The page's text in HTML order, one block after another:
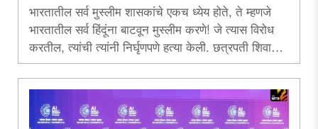
भारतातील सर्व मुस्लीम शासकांचे एकच ध्येय होते, ते म्हणजे
भारतातील सर्व हिंदूंना बाटवून मुस्लीम करणे! जे त्यास विरोध
करतील, त्यांची त्यांनी निर्घृणपणे हत्या केली. छत्रपती शिवाजी
महाराज हे आयुष्यभर मुस्लीम राज्यकर्त्यांशीच लढले; पण म्हणून
त्यांनी आपल्या राज्यातील मुस्लीम जनतेची कत्तल केली नाही
की, तिला जबरदस्तीने हिंदू केले नाही. हाच शिवाजी महाराज
आणि अन्य मुस्लीम शासकांमधील फरक!..